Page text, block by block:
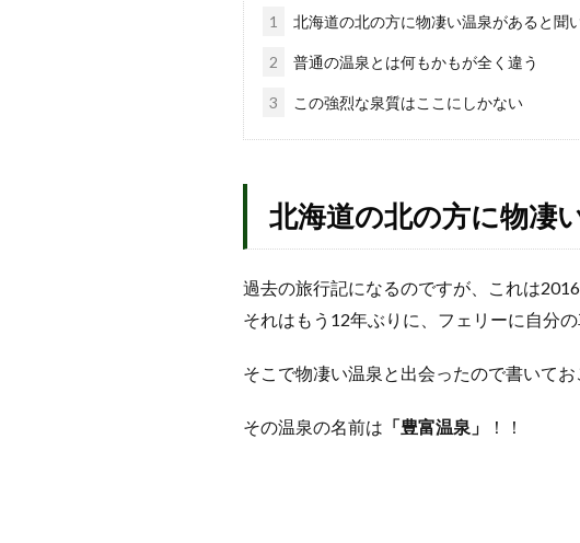
1 北海道の北の方に物凄い温泉があると聞
2 普通の温泉とは何もかもが全く違う
3 この強烈な泉質はここにしかない
北海道の北の方に物凄
過去の旅行記になるのですが、これは2016
それはもう12年ぶりに、フェリーに自分
そこで物凄い温泉と出会ったので書いてお
その温泉の名前は 「豊富温泉」 ！！